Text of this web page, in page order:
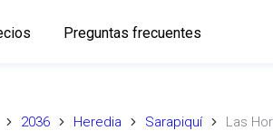
Preguntas frecuentes
2036 Heredia Sarapiquí Las